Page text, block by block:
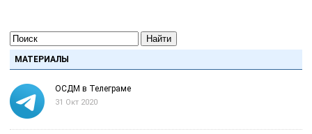
Найти
МАТЕРИАЛЫ
ОСДМ в Телеграме
31 Окт 2020